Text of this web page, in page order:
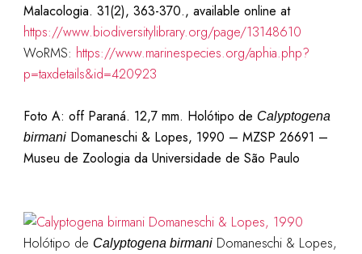
Malacologia. 31(2), 363-370., available online at
https://www.biodiversitylibrary.org/page/13148610
WoRMS: https://www.marinespecies.org/aphia.php?
p=taxdetails&id=420923
Foto A: off Paraná. 12,7 mm. Holótipo de Calyptogena
birmaniDomaneschi & Lopes, 1990 – MZSP 26691 –
Museu de Zoologia da Universidade de São Paulo
Holótipo de Calyptogena birmaniDomaneschi & Lopes,